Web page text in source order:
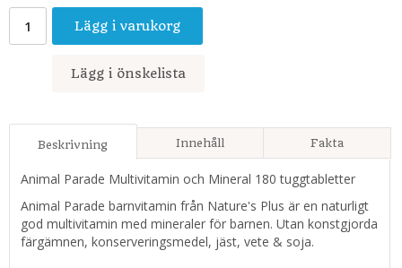
Lägg i varukorg
Lägg i önskelista
Beskrivning Innehåll Fakta
Animal Parade Multivitamin och Mineral 180 tuggtabletter
Animal Parade barnvitamin från Nature's Plus är en naturligt
god multivitamin med mineraler för barnen. Utan konstgjorda
färgämnen, konserveringsmedel, jäst, vete & soja.